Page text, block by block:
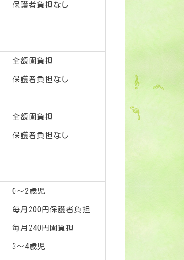
保護者負担なし
全額園負担
保護者負担なし
全額園負担
保護者負担なし
0～2歳児
毎月200円保護者負担
毎月240円園負担
3～4歳児